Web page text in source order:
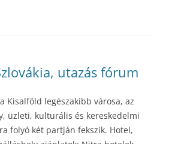
utazás fórum
Kisalföld legészakibb városa, az
üzleti, kulturális és kereskedelmi
folyó két partján fekszik. Hotel,